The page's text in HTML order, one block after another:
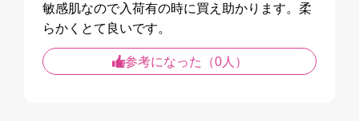
敏感肌なので入荷有の時に買え助かります。柔
らかくとて良いです。
参考になった（0人）